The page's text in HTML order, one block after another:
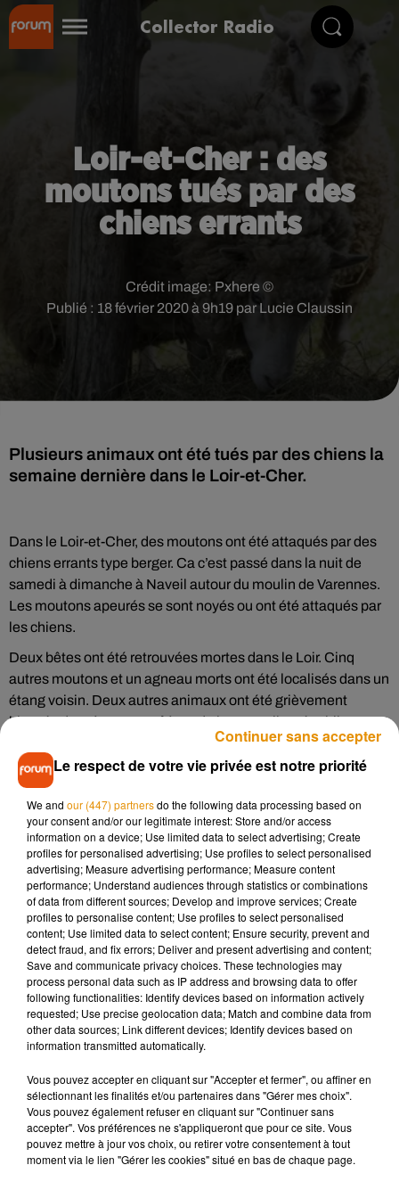
Collector Radio
Loir-et-Cher : des
moutons tués par des
chiens errants
Publié : 18 février 2020 à 9h19 par Lucie Claussin
Crédit image: Pxhere ©
Plusieurs animaux ont été tués par des chiens la
semaine dernière dans le Loir-et-Cher.
Dans le Loir-et-Cher, des moutons ont été attaqués par des
chiens errants type berger. Ca c’est passé dans la nuit de
samedi à dimanche à Naveil autour du moulin de Varennes.
Les moutons apeurés se sont noyés ou ont été attaqués par
les chiens.
Deux bêtes ont été retrouvées mortes dans le Loir. Cinq
autres moutons et un agneau morts ont été localisés dans un
étang voisin. Deux autres animaux ont été grièvement
blessés d’après nos confrères de laNouvelle République.
Les pompiers de Vendôme et de Blois
17 février pour repêcher les animaux morts. Une enquête a
des animaux va déposer plainte.
Musique
7 août 2026
Madonna sort enfin le remix de « Love
Sensation » avec Kylie Minogue
7 août 2026
Angèle et Amélie Lens dévoilent leur
collaboration tant attendue
Le respect de votre vie privée est notre priorité
We and our (447) partnersdo the following data processing based on
your consent and/or our legitimate interest: Store and/or access
information on a device; Use limited data to select advertising; Create
profiles for personalised advertising; Use profiles to select personalised
advertising; Measure advertising performance; Measure content
performance; Understand audiences through statistics or combinations
of data from different sources; Develop and improve services; Create
profiles to personalise content; Use profiles to select personalised
content; Use limited data to select content; Ensure security, prevent and
detect fraud, and fix errors; Deliver and present advertising and content;
Save and communicate privacy choices. These technologies may
process personal data such as IP address and browsing data to offer
following functionalities: Identify devices based on information actively
requested; Use precise geolocation data; Match and combine data from
other data sources; Link different devices; Identify devices based on
information transmitted automatically.
Vous pouvez accepter en cliquant sur "Accepter et fermer", ou affiner en
sélectionnant les finalités et/ou partenaires dans "Gérer mes choix".
Vous pouvez également refuser en cliquant sur "Continuer sans
accepter". Vos préférences ne s'appliqueront que pour ce site. Vous
pouvez mettre à jour vos choix, ou retirer votre consentement à tout
moment via le lien "Gérer les cookies" situé en bas de chaque page.
Continuer sans accepter